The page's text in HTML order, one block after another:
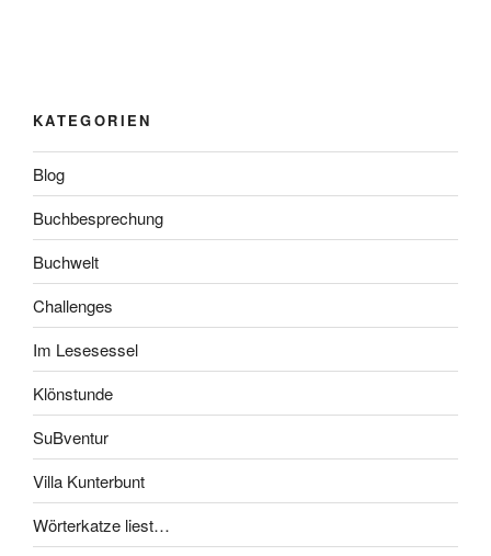
KATEGORIEN
Blog
Buchbesprechung
Buchwelt
Challenges
Im Lesesessel
Klönstunde
SuBventur
Villa Kunterbunt
Wörterkatze liest…